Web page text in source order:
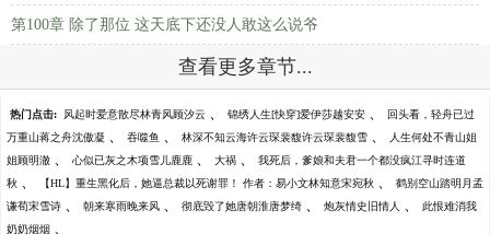
第100章 除了那位 这天底下还没人敢这么说爷
查看更多章节...
热门点击: 风起时爱意散尽林青风顾汐云 、 锦绣人生[快穿]爱伊莎越安安 、 回头看，轻舟已过
万重山蒋之舟沈傲凝 、 吞噬鱼 、 林深不知云海许云琛裴馥许云琛裴馥雪 、 人生何处不青山姐
姐顾明澈 、 心似已灰之木项雪儿鹿鹿 、 大祸 、 我死后，爹娘和夫君一个都没疯江寻时连道
秋 、 【HL】重生黑化后，她逼总裁以死谢罪！ 作者：易小文林知意宋宛秋 、 鹤别空山踏明月孟
谦荀宋雪诗 、 朝来寒雨晚来风 、 彻底毁了她唐朝淮唐梦绮 、 炮灰情史旧情人 、 此恨难消我
奶奶烟烟 、